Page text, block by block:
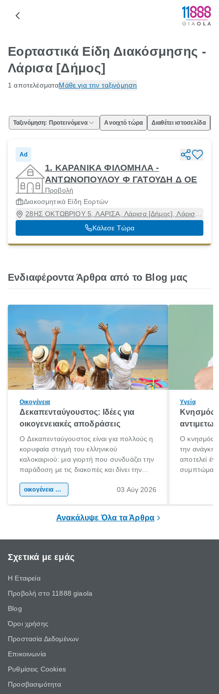
Εορταστικά Είδη Διακόσμησης -
Λάρισα [Δήμος]
1 αποτελέσματαΜάθε για την ταξινόμηση
Ταξινόμηση: Προτεινόμενα Ανοιχτό τώρα Διαθέτει ιστοσελίδα
Ad
1. ΚΑΡΑΝΙΚΑ ΦΙΛΟΜΗΛΑ -
ΑΝΤΩΝΟΠΟΥΛΟΥ Φ ΓΑΤΟΥΔΗ Δ ΟΕ
Προβολή
Διακοσμητικά Είδη Εορτών
28ΗΣ ΟΚΤΩΒΡΙΟΥ 5, ΛΑΡΙΣΑ, Λάρισα [Δήμος], Λάρισα,
41221
Κάλεσε Τώρα
Ενδιαφέροντα Άρθρα από το Blog μας
Οικογένεια
Δεκαπενταύγουστος: Ιδέες για
οικογενειακές αποδράσεις
Ο Δεκαπενταύγουστος είναι για πολλούς η
κορυφαία στιγμή του ελληνικού
καλοκαιριού: μια γιορτή που συνδυάζει την
παράδοση με τις διακοπές και δίνει την
χώρας. Είτε πρόκειται για λίγες μέρες
οικογένεια & παιδί 03 Αύγ 2026
Υγεία
Κνησμός:
Ο κνησμός
την ανάγκη
αποτελεί
Ανακάλυψε Όλα τα Άρθρα
Σχετικά με εμάς
Η Εταιρεία
Προβολή στο 11888 giaola
Blog
Όροι χρήσης
Προστασία Δεδομένων
Επικοινωνία
Ρυθμίσεις Cookies
Προσβασιμότητα